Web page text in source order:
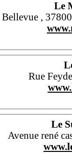
Le
Bellevue ,
Rue
Le
Avenue rené